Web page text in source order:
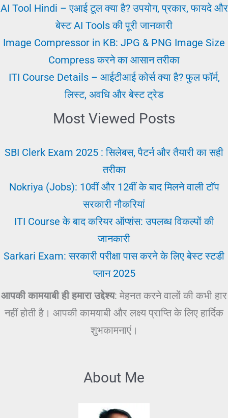
Sarkari
Vacancy
AI Tool Hindi – एआई टूल क्या है? उपयोग, प्रकार, फायदे और
बेस्ट AI Tools की पूरी जानकारी
Image Compressor in KB: JPG & PNG Image Size
Compress करने का आसान तरीका
ITI Course Details – आईटीआई कोर्स क्या है? फुल फॉर्म,
लिस्ट, अवधि और बेस्ट ट्रेड
Most Viewed Posts
SBI Clerk Exam 2025 : सिलेबस, पैटर्न और तैयारी का सही
तरीका
Nokriya (Jobs): 10वीं और 12वीं के बाद मिलने वाली टॉप
सरकारी नौकरियां
ITI Course के बाद करियर ऑप्शंस: उपलब्ध विकल्पों की
जानकारी
Sarkari Exam: सरकारी परीक्षा पास करने के लिए बेस्ट स्टडी
प्लान 2025
आपकी कामयाबी ही हमारा उद्देश्य: मेहनत करने वालों की कभी हार
नहीं होती है। आपकी कामयाबी और लक्ष्य प्राप्ति के लिए हार्दिक
शुभकामनाएं।
About Me